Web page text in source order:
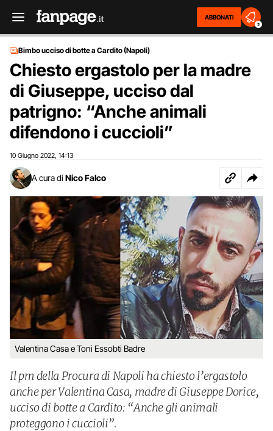
ABBONATI
2
Bimbo ucciso di botte a Cardito (Napoli)
Chiesto ergastolo per la madre
di Giuseppe, ucciso dal
patrigno: “Anche animali
difendono i cuccioli”
10 Giugno 2022 14:13
A cura di Nico Falco
Valentina Casa e Toni Essobti Badre
Il pm della Procura di Napoli ha chiesto l’ergastolo
anche per Valentina Casa, madre di Giuseppe Dorice,
ucciso di botte a Cardito: “Anche gli animali
proteggono i cuccioli”.